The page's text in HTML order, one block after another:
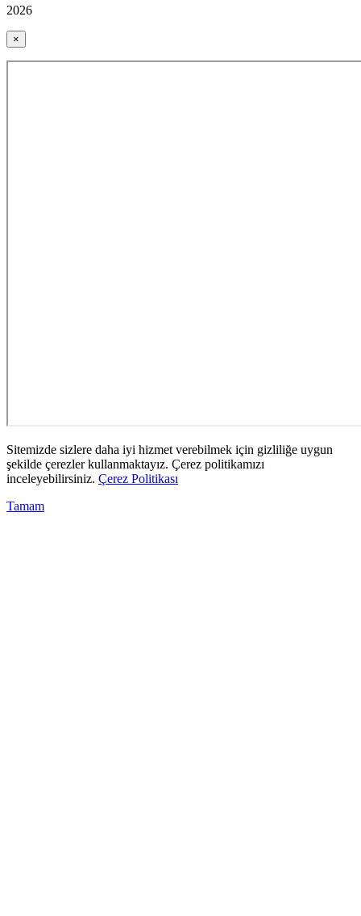
2026
×
Sitemizde sizlere daha iyi hizmet verebilmek için gizliliğe uygun
şekilde çerezler kullanmaktayız. Çerez politikamızı
inceleyebilirsiniz. Çerez Politikası
Tamam